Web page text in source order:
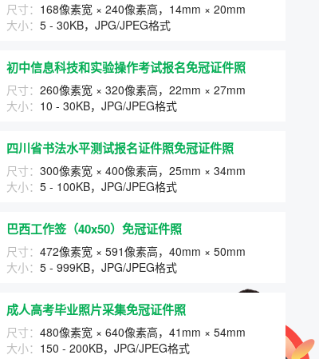
尺寸： 168像素宽 × 240像素高，14mm × 20mm
大小： 5 - 30KB，JPG/JPEG格式
初中信息科技和实验操作考试报名免冠证件照
尺寸： 260像素宽 × 320像素高，22mm × 27mm
大小： 10 - 30KB，JPG/JPEG格式
四川省书法水平测试报名证件照免冠证件照
尺寸： 300像素宽 × 400像素高，25mm × 34mm
大小： 5 - 100KB，JPG/JPEG格式
巴西工作签（40x50）免冠证件照
尺寸： 472像素宽 × 591像素高，40mm × 50mm
大小： 5 - 999KB，JPG/JPEG格式
成人高考毕业照片采集免冠证件照
尺寸： 480像素宽 × 640像素高，41mm × 54mm
大小： 150 - 200KB，JPG/JPEG格式